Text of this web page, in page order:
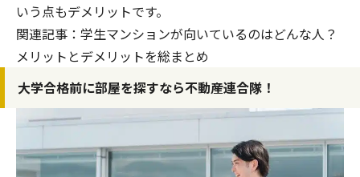
いう点もデメリットです。
関連記事： 学生マンションが向いているのはどんな人？
メリットとデメリットを総まとめ
大学合格前に部屋を探すなら不動産連合隊！